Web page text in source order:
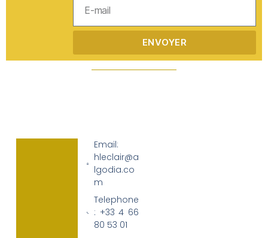
ENVOYER
Email:
hleclair@a
lgodia.co
m
Telephone
: +33 4 66
80 53 01